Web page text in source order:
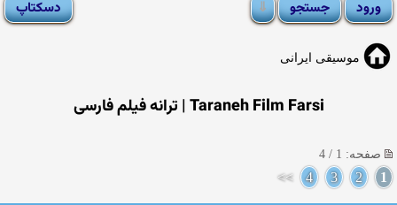
موسیقی ایرانی
Taraneh Film Farsi | ترانه فیلم فارسی
صفحه: 1 / 4
1
2
3
4
>>